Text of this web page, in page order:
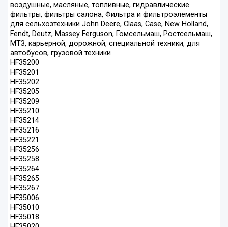
воздушные, масляные, топливные, гидравлические
фильтры, фильтры салона, Фильтра и фильтроэлементы
для сельхозтехники John Deere, Claas, Case, New Holland,
Fendt, Deutz, Massey Ferguson, Гомсельмаш, Ростсельмаш,
МТЗ, карьерной, дорожной, специальной техники, для
автобусов, грузовой техники
HF35200
HF35201
HF35202
HF35205
HF35209
HF35210
HF35214
HF35216
HF35221
HF35256
HF35258
HF35264
HF35265
HF35267
HF35006
HF35010
HF35018